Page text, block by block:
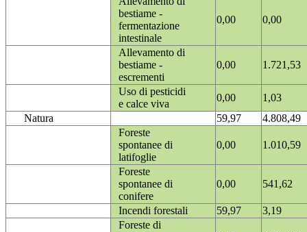
bestiame -
fermentazione
intestinale
0,00 0,00
Allevamento di
bestiame -
escrementi
0,00 1.721,53
Uso di pesticidi
e calce viva
0,00
1,03
Natura
59,97
4.808,49
Foreste
spontanee di
latifoglie
0,00 1.010,59
Foreste
spontanee di
conifere
0,00 541,62
Incendi forestali 59,97
3,19
Foreste di